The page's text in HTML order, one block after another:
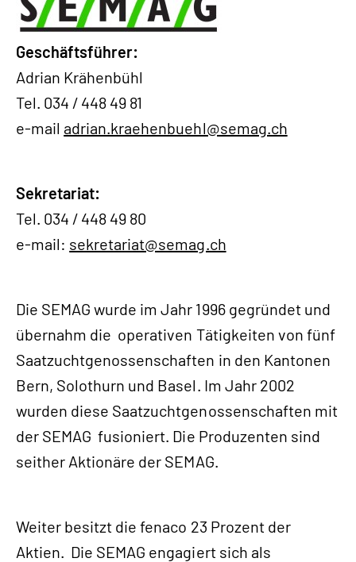
Geschäftsführer:
Adrian Krähenbühl
Tel. 034 / 448 49 81
e-mail adrian.kraehenbuehl@semag.ch
Sekretariat:
Tel. 034 / 448 49 80
e-mail: sekretariat@semag.ch
Die SEMAG wurde im Jahr 1996 gegründet und
übernahm die operativen Tätigkeiten von fünf
Saatzuchtgenossenschaften in den Kantonen
Bern, Solothurn und Basel. Im Jahr 2002
wurden diese Saatzuchtgenossenschaften mit
der SEMAG fusioniert. Die Produzenten sind
seither Aktionäre der SEMAG.
Weiter besitzt die fenaco 23 Prozent der
Aktien. Die SEMAG engagiert sich als